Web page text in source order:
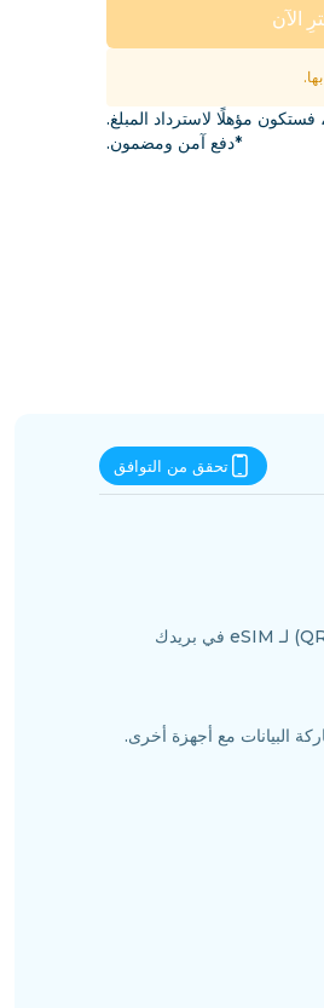
الآن
مؤهلًا لاسترداد المبلغ.
*دفع آمن ومضمون.
تحقق من التوافق
سيصلك رمز الاستجابة السريعة (QR) لـ eSIM في بريدك
البيانات مع أجهزة أخرى.